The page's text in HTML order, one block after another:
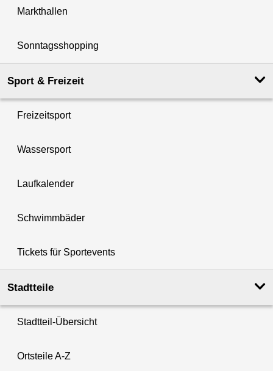
Markthallen
Sonntagsshopping
Sport & Freizeit
Freizeitsport
Wassersport
Laufkalender
Schwimmbäder
Tickets für Sportevents
Stadtteile
Stadtteil-Übersicht
Ortsteile A-Z